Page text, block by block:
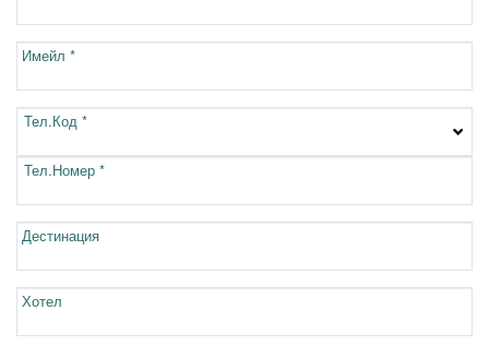
Имейл *
Тел.Код *
Тел.Номер *
Дестинация
Хотел